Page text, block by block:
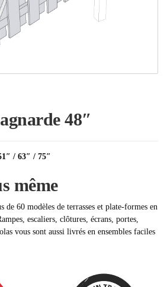
48″
/ 63″ / 75″
même
de 60 modèles de terrasses et plate-formes en
escaliers, clôtures, écrans, portes,
vous sont aussi livrés en ensembles faciles